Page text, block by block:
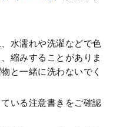
水濡れや洗濯などで色
縮みすることがありま
と一緒に洗わないでく
いる注意書きをご確認